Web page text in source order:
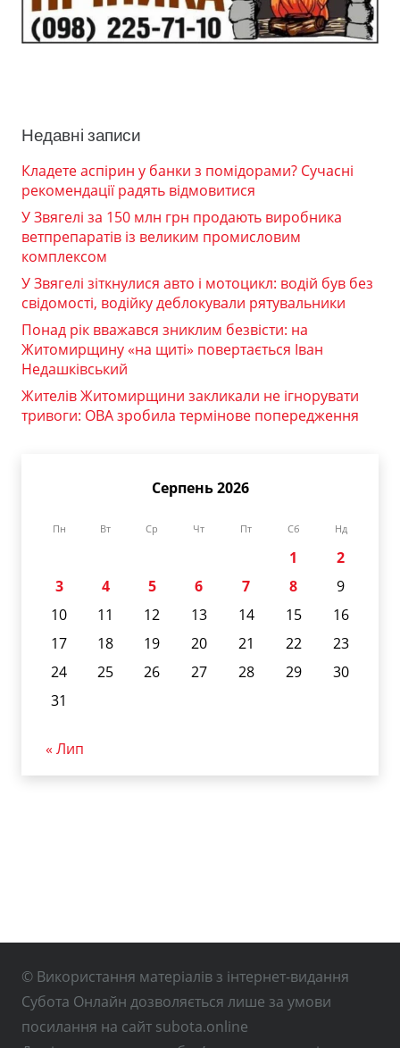
Недавні записи
Кладете аспірин у банки з помідорами? Сучасні
рекомендації радять відмовитися
У Звягелі за 150 млн грн продають виробника
ветпрепаратів із великим промисловим
комплексом
У Звягелі зіткнулися авто і мотоцикл: водій був без
свідомості, водійку деблокували рятувальники
Понад рік вважався зниклим безвісти: на
Житомирщину «на щиті» повертається Іван
Недашківський
Жителів Житомирщини закликали не ігнорувати
тривоги: ОВА зробила термінове попередження
Серпень 2026
Пн Вт Ср Чт Пт Сб Нд
1
2
3
4 5 6 7 8
9
10
11 12 13 14 15
16
17
18 19 20 21 22
23
24
25 26 27 28 29
30
31
« Лип
© Використання матеріалів з інтернет-видання
Субота Онлайн дозволяється лише за умови
посилання на сайт subota.online